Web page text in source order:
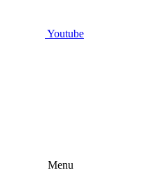
Youtube
Menu